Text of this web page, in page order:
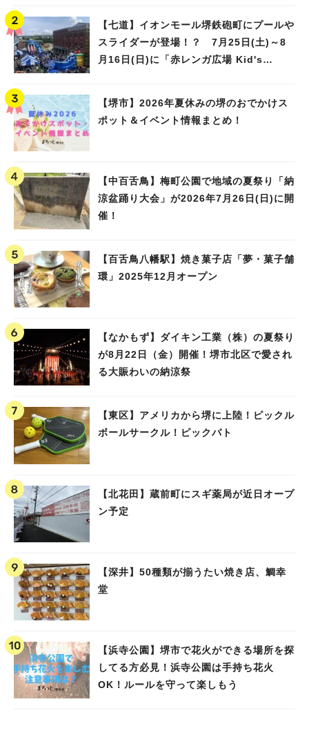
【七道】イオンモール堺鉄砲町にプールや
スライダーが登場！？ 7月25日(土)～8
月16日(日)に「赤レンガ広場 Kid's
【堺市】2026年夏休みの堺のおでかけス
ポット＆イベント情報まとめ！
【中百舌鳥】梅町公園で地域の夏祭り「納
涼盆踊り大会」が2026年7月26日(日)に開
催！
【百舌鳥八幡駅】焼き菓子店「夢・菓子舗
環」2025年12月オープン
【なかもず】ダイキン工業（株）の夏祭り
が8月22日（金）開催！堺市北区で愛され
る大賑わいの納涼祭
【東区】アメリカから堺に上陸！ピックル
ボールサークル！ピックバト
【北花田】蔵前町にスギ薬局が近日オープ
ン予定
【深井】50種類が揃うたい焼き店、鯛幸
堂
【浜寺公園】堺市で花火ができる場所を探
してる方必見！浜寺公園は手持ち花火
OK！ルールを守って楽しもう